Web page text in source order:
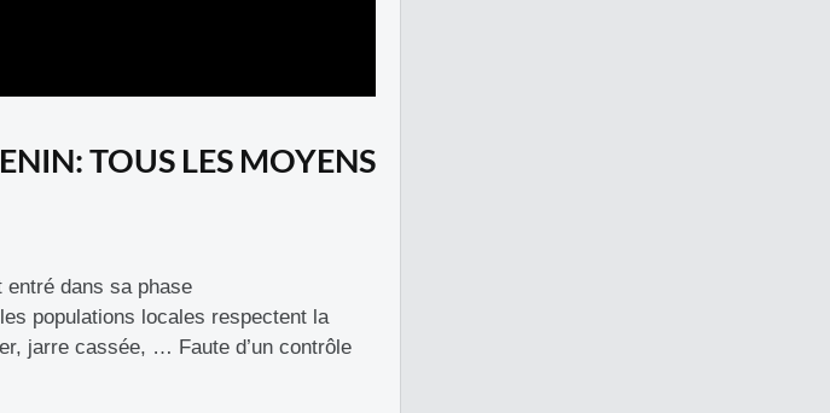
TOUS LES MOYENS
dans sa phase
populations locales respectent la
jarre cassée, … Faute d’un contrôle